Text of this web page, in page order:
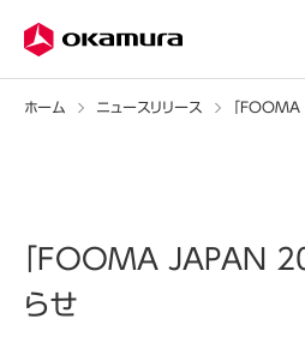
ホーム ニュースリリース
「FOOMA JAPAN
らせ